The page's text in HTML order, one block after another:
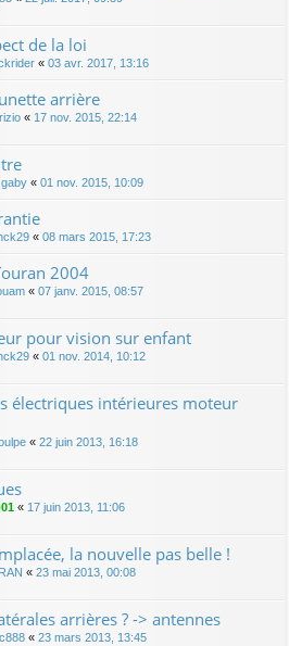
de la loi
« 03 avr. 2017, 13:16
arrière
« 17 nov. 2015, 22:14
gaby « 01 nov. 2015, 10:09
« 08 mars 2015, 17:23
2004
« 07 janv. 2015, 08:57
pour vision sur enfant
« 01 nov. 2014, 10:12
électriques intérieures moteur
« 22 juin 2013, 16:18
« 17 juin 2013, 11:06
la nouvelle pas belle !
« 23 mai 2013, 00:08
arrières ? -> antennes
« 23 mars 2013, 13:45